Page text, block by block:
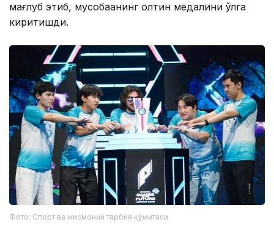
мағлуб этиб, мусобақанинг олтин медалини қўлга
киритишди.
Фото: Спорт ва жисмоний тарбия қўмитаси